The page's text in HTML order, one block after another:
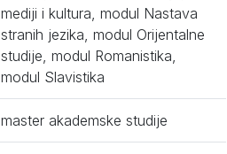
mediji i kultura, modul Nastava
stranih jezika, modul Orijentalne
studije, modul Romanistika,
modul Slavistika
master akademske studije